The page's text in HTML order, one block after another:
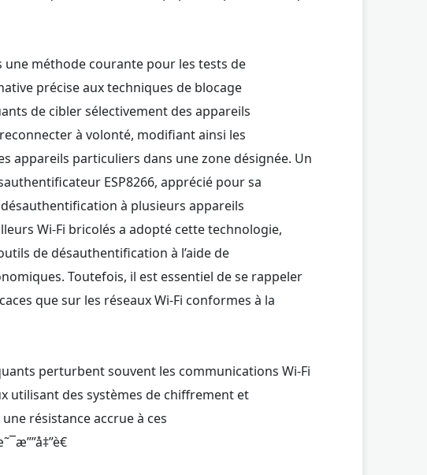
méthode courante pour les tests de
précise aux techniques de blocage
de cibler sélectivement des appareils
à volonté, modifiant ainsi les
appareils particuliers dans une zone désignée. Un
ESP8266, apprécié pour sa
à plusieurs appareils
Wi-Fi bricolés a adopté cette technologie,
de désauthentification à l’aide de
Toutefois, il est essentiel de se rappeler
que sur les réseaux Wi-Fi conformes à la
perturbent souvent les communications Wi-Fi
utilisant des systèmes de chiffrement et
résistance accrue à ces